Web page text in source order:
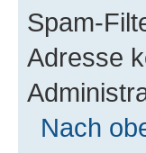
Spam-
Adresse
Nach